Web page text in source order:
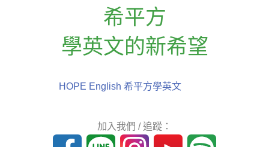
希平方
學英文的新希望
HOPE English 希平方學英文
加入我們 / 追蹤：